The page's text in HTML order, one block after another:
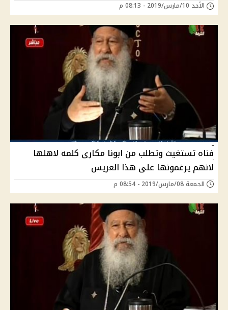
الأحد 10/مارس/2019 - 08:13 م
فناه تستغيث وتطلب من ابونا مكارى كلمه لاهلها
لانهم يرغمونها على هذا العريس
الجمعة 08/مارس/2019 - 08:54 م